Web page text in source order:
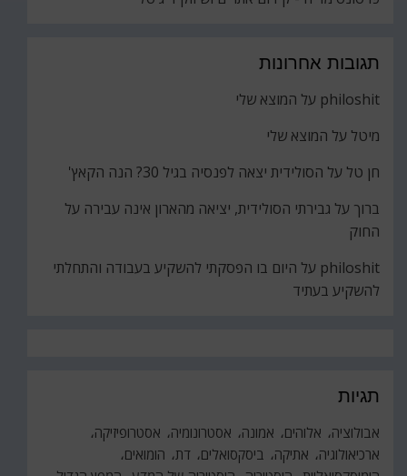
תגובות אחרונות
philoshit על המוצא שלי
מיטל על המוצא שלי
חן טל על הסולידית יצאה לפנסיה בגיל 30? הנה הקאץ'
ברוך על גבירתי הסולידית, יציאה מהארון אינה עבירה על
החוק
philoshit על היום בו הפסקתי להשקיע בעבודה והתחלתי
להשקיע בעתיד
תגיות
אבולוציה אלוהים אמונה אסטרונומיה
אסטרופיזיקה
ארכיאולוגיה
אתיקה ביסקסואלים דת הומואים